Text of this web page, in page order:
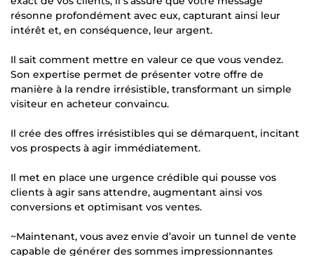
résonne profondément avec eux, capturant ainsi leur
intérêt et, en conséquence, leur argent.
Il sait comment mettre en valeur ce que vous vendez.
Son expertise permet de présenter votre offre de
manière à la rendre irrésistible, transformant un simple
visiteur en acheteur convaincu.
Il crée des offres irrésistibles qui se démarquent, incitant
vos prospects à agir immédiatement.
Il met en place une urgence crédible qui pousse vos
clients à agir sans attendre, augmentant ainsi vos
conversions et optimisant vos ventes.
~Maintenant, vous avez envie d’avoir un tunnel de vente
capable de générer des sommes impressionnantes